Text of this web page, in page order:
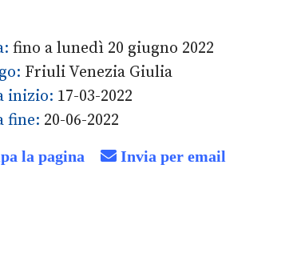
fino a lunedì 20 giugno 2022
Friuli Venezia Giulia
inizio: 17-03-2022
fine: 20-06-2022
la pagina Invia per email